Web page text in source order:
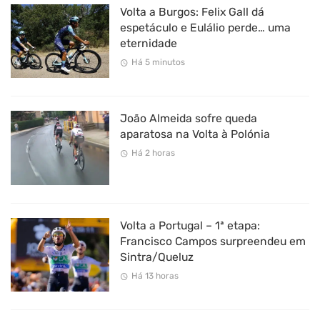
Volta a Burgos: Felix Gall dá
espetáculo e Eulálio perde… uma
eternidade
Há 5 minutos
João Almeida sofre queda
aparatosa na Volta à Polónia
Há 2 horas
Volta a Portugal – 1ª etapa:
Francisco Campos surpreendeu em
Sintra/Queluz
Há 13 horas